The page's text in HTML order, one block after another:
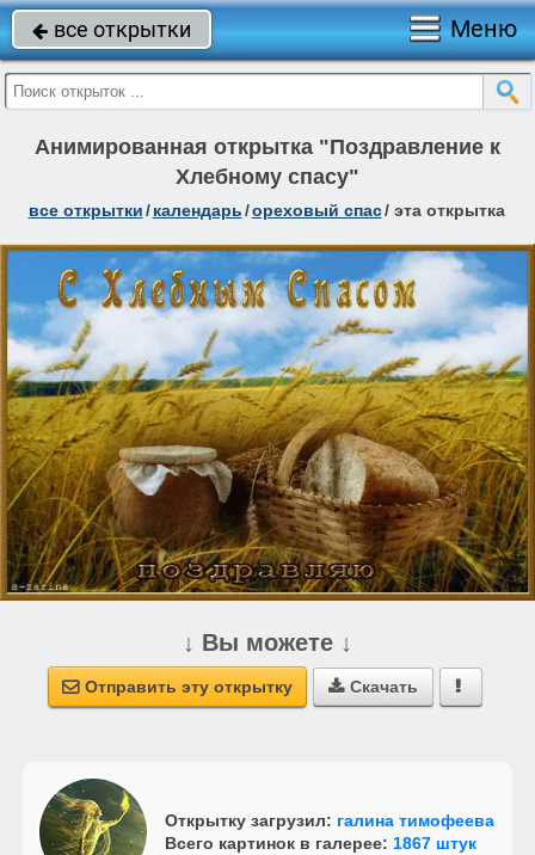
 все открытки Меню
Анимированная открытка "Поздравление к
Хлебному спасу"
все открытки/ календарь/ореховый спас/ эта открытка
↓ Вы можете ↓
 Отправить эту открытку  Скачать 
Открытку загрузил: галина тимофеева
Всего картинок в галерее: 1867 штук